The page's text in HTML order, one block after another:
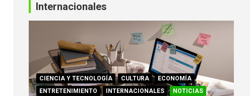
Internacionales
CIENCIA Y TECNOLOGÍA CULTURA
ECONOMÍA
ENTRETENIMIENTO
INTERNACIONALES
NOTICIAS